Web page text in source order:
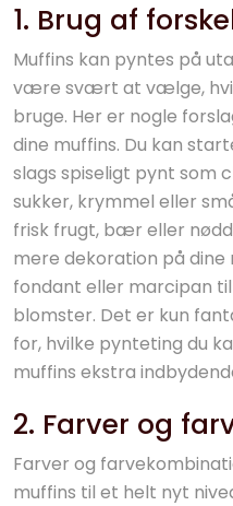
1. Brug af
Muffins kan pyntes på
være svært at vælge,
bruge. Her er nogle
dine muffins. Du kan
slags spiseligt pynt som
sukker, krymmel eller
frisk frugt, bær eller
mere dekoration på dine
fondant eller marcipan
blomster. Det er kun
for, hvilke pynteting du
muffins ekstra
2. Farver og
Farver og
muffins til et helt nyt